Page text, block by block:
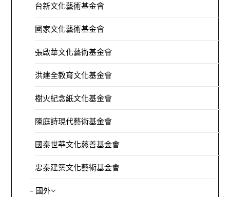
台新文化藝術基金會
國家文化藝術基金會
張啟華文化藝術基金會
洪建全教育文化基金會
樹火紀念紙文化基金會
陳庭詩現代藝術基金會
國泰世華文化慈善基金會
忠泰建築文化藝術基金會
– 國外